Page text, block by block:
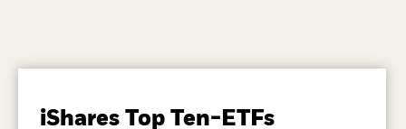
iShares Top Ten-ETFs